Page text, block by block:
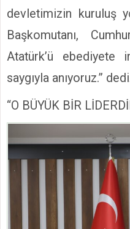
devletimizin kuruluş
Başkomutanı,
Atatürk’ü ebediyete
saygıyla anıyoruz.”
“O BÜYÜK BİR